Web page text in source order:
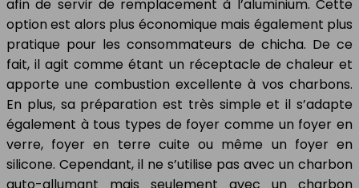
afin de servir de remplacement à l’aluminium. Cette
option est alors plus économique mais également plus
pratique pour les consommateurs de chicha. De ce
fait, il agit comme étant un réceptacle de chaleur et
apporte une combustion excellente à vos charbons.
En plus, sa préparation est très simple et il s’adapte
également à tous types de foyer comme un foyer en
verre, foyer en terre cuite ou même un foyer en
silicone. Cependant, il ne s’utilise pas avec un charbon